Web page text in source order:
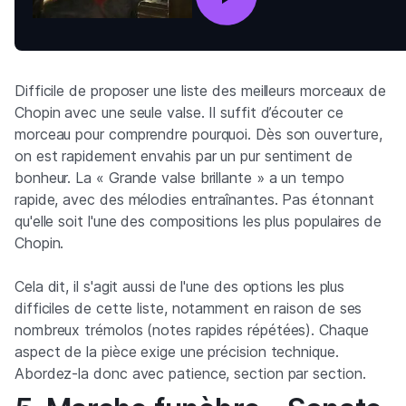
Difficile de proposer une liste des meilleurs morceaux de
Chopin avec une seule valse. Il suffit d’écouter ce
morceau pour comprendre pourquoi. Dès son ouverture,
on est rapidement envahis par un pur sentiment de
bonheur. La « Grande valse brillante » a un tempo
rapide, avec des mélodies entraînantes. Pas étonnant
qu'elle soit l'une des compositions les plus populaires de
Chopin.
Cela dit, il s'agit aussi de l'une des options les plus
difficiles de cette liste, notamment en raison de ses
nombreux trémolos (notes rapides répétées). Chaque
aspect de la pièce exige une précision technique.
Abordez-la donc avec patience, section par section.